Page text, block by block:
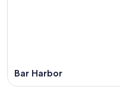
Bar Harbor